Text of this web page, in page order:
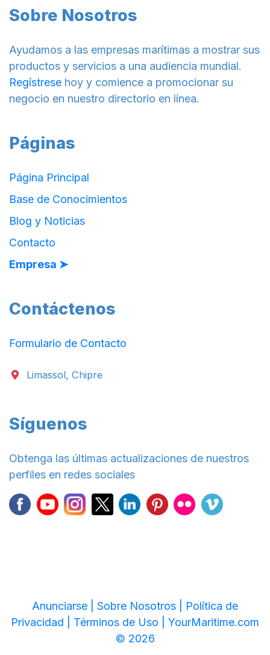
Sobre Nosotros
Ayudamos a las empresas marítimas a mostrar sus
productos y servicios a una audiencia mundial.
Regístrese hoy y comience a promocionar su
negocio en nuestro directorio en línea.
Páginas
Página Principal
Base de Conocimientos
Blog y Noticias
Contacto
Empresa ➤
Contáctenos
Formulario de Contacto
Limassol, Chipre
Síguenos
Obtenga las últimas actualizaciones de nuestros
perfiles en redes sociales
Anunciarse | Sobre Nosotros | Política de
Privacidad | Términos de Uso | YourMaritime.com
© 2026